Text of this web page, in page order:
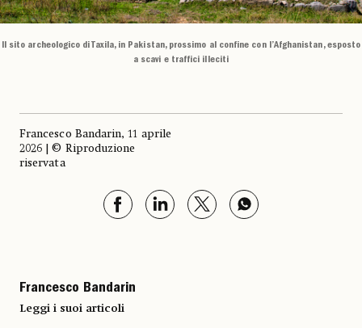
Il sito archeologico di Taxila, in Pakistan, prossimo al confine con l’Afghanistan, esposto
a scavi e traffici illeciti
Francesco Bandarin, 11 aprile
2026 | © Riproduzione
riservata
Francesco Bandarin
Leggi i suoi articoli